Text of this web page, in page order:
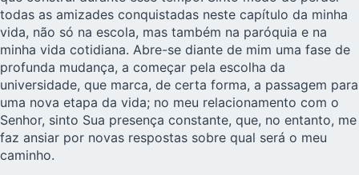
todas as amizades conquistadas neste capítulo da minha
vida, não só na escola, mas também na paróquia e na
minha vida cotidiana. Abre-se diante de mim uma fase de
profunda mudança, a começar pela escolha da
universidade, que marca, de certa forma, a passagem para
uma nova etapa da vida; no meu relacionamento com o
Senhor, sinto Sua presença constante, que, no entanto, me
faz ansiar por novas respostas sobre qual será o meu
caminho.